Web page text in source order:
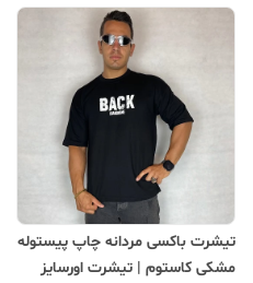
تیشرت باکسی مردانه چاپ پیستوله
مشکی کاستوم | تیشرت اورسایز